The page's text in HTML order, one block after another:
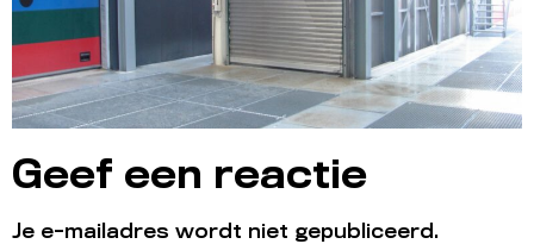
Geef een reactie
Je e-mailadres wordt niet gepubliceerd.